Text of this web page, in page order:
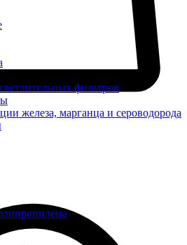
фильтров
железа, марганца и сероводорода